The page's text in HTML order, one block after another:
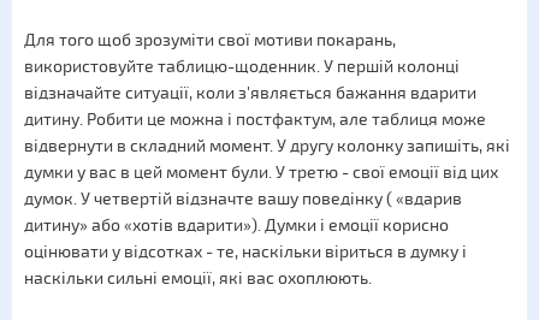
Для того щоб зрозуміти свої мотиви покарань,
використовуйте таблицю-щоденник. У першій колонці
відзначайте ситуації, коли з'являється бажання вдарити
дитину. Робити це можна і постфактум, але таблиця може
відвернути в складний момент. У другу колонку запишіть, які
думки у вас в цей момент були. У третю - свої емоції від цих
думок. У четвертій відзначте вашу поведінку ( «вдарив
дитину» або «хотів вдарити»). Думки і емоції корисно
оцінювати у відсотках - те, наскільки віриться в думку і
наскільки сильні емоції, які вас охоплюють.